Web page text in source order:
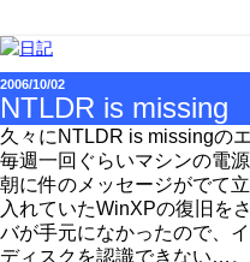
2006/10/02
NTLDR is missing
久々にNTLDR is missingの
毎週一回ぐらいマシンの電
朝に件のメッセージがでて
入れていたWinXPの復旧を
バが手元になかったので、
ディスクを認識できない…。